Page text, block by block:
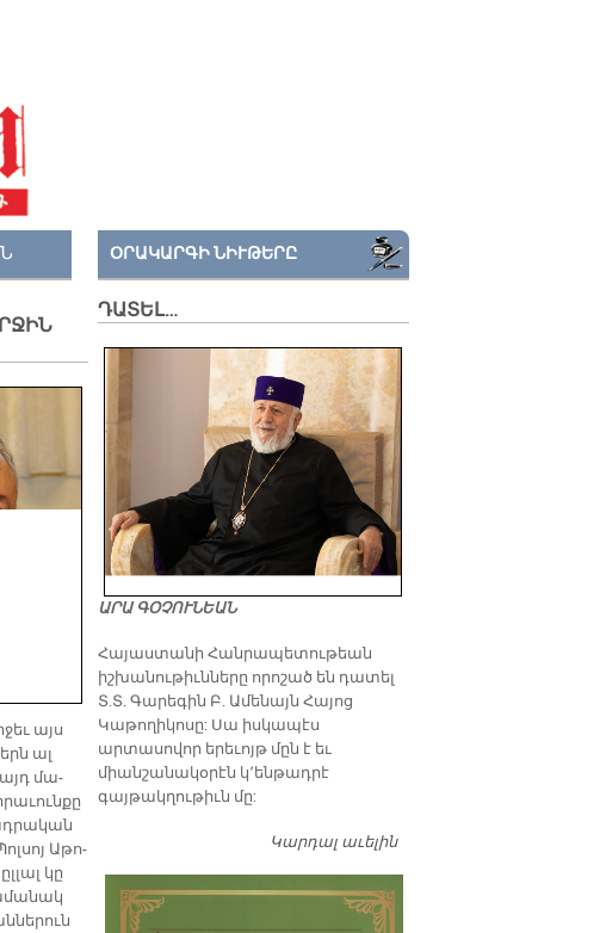
այս
ալ
մա­
Ա­թո­
կը
ՕՐԱԿԱՐԳԻ ՆԻՒԹԵՐԸ
ԴԱՏԵԼ…
ԱՐԱ ԳՕՉՈՒՆԵԱՆ
​Հայաստանի Հանրապետութեան
իշխանութիւնները որոշած են դատել
Տ.Տ. Գարեգին Բ. Ամենայն Հայոց
Կաթողիկոսը: Սա իսկապէս
արտասովոր երեւոյթ մըն է եւ
միանշանակօրէն կ՚ենթադրէ
գայթակղութիւն մը:
Կարդալ աւելինԴատել…